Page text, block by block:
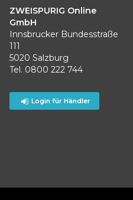
ZWEISPURIG Online
GmbH
Innsbrucker Bundesstraße
111
5020 Salzburg
Tel. 0800 222 744
Login für Händler